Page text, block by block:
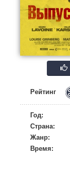
Рейтинг
Год:
Страна:
Жанр:
Время: